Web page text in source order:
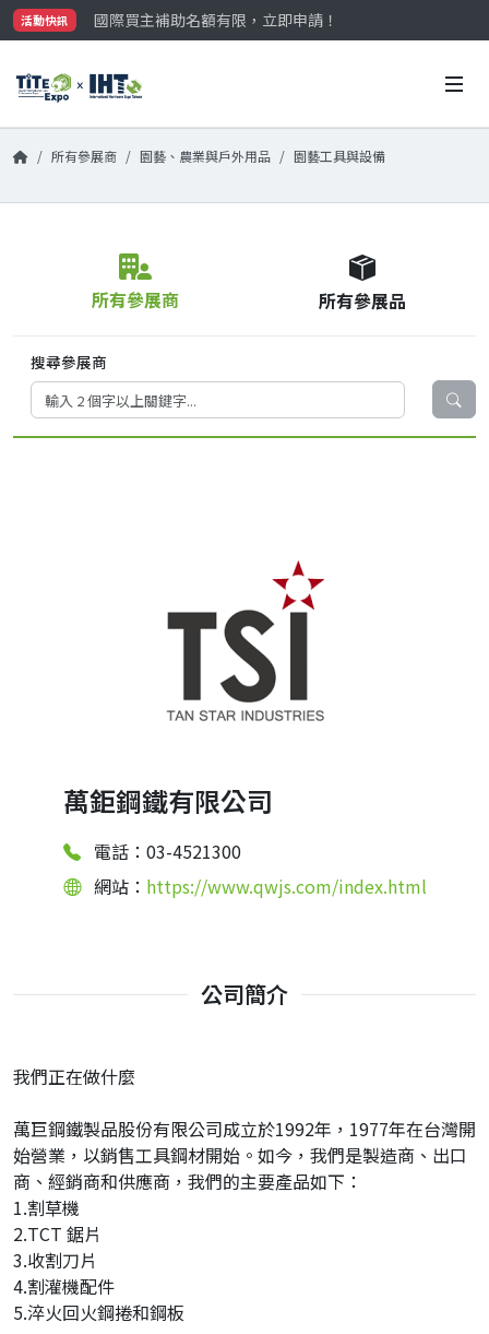
活動快訊
國際買主補助名額有限，立即申請！
參觀門票開放申請中‼️
國際買主補助名額有限，立即申請！
所有參展商 園藝、農業與戶外用品 園藝工具與設備
所有參展商 所有參展品
搜尋參展商
萬鉅鋼鐵有限公司
電話：03-4521300
網站： https://www.qwjs.com/index.html
公司簡介
我們正在做什麼
萬巨鋼鐵製品股份有限公司成立於1992年，1977年在台灣開
始營業，以銷售工具鋼材開始。如今，我們是製造商、出口
商、經銷商和供應商，我們的主要產品如下：
1.割草機
2.TCT 鋸片
3.收割刀片
4.割灌機配件
5.淬火回火鋼捲和鋼板